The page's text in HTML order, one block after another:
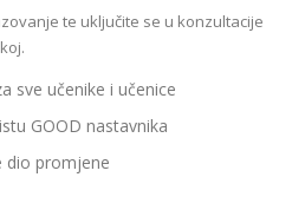
te uključite se u konzultacije
sve učenike i učenice
GOOD nastavnika
dio promjene